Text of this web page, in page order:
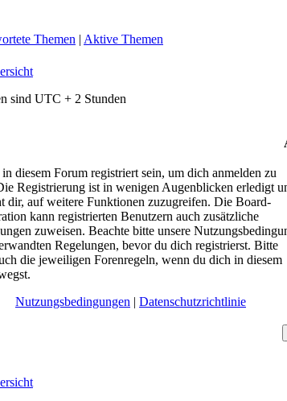
Themen | Aktive Themen
sind UTC + 2 Stunden
diesem Forum registriert sein, um dich anmelden zu
Registrierung ist in wenigen Augenblicken erledigt
dir, auf weitere Funktionen zuzugreifen. Die Board-
kann registrierten Benutzern auch zusätzliche
zuweisen. Beachte bitte unsere
Regelungen, bevor du dich registrierst. Bitte
die jeweiligen Forenregeln, wenn du dich in diesem
Nutzungsbedingungen | Datenschutzrichtlinie